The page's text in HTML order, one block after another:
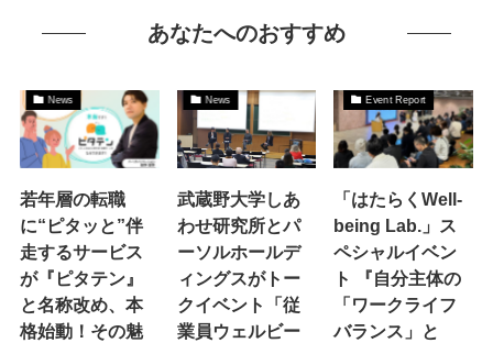
あなたへのおすすめ
News
若年層の転職
に“ピタッと”伴
走するサービス
が『ピタテン』
と名称改め、本
格始動！その魅
News
武蔵野大学しあ
わせ研究所とパ
ーソルホールデ
ィングスがトー
クイベント「従
業員ウェルビー
Event Report
「はたらくWell-
being Lab.」ス
ペシャルイベン
ト 『自分主体の
「ワークライフ
バランス」と